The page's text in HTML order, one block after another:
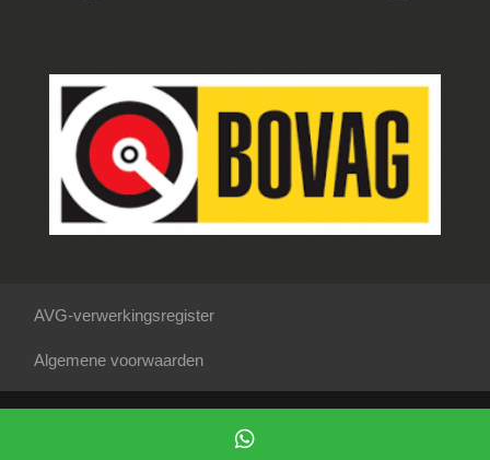
AVG-verwerkingsregister
Algemene voorwaarden
Mobilox